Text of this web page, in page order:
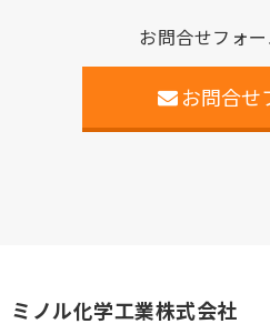
お問合せフォ
お問合せ
ミノル化学工業株式会社